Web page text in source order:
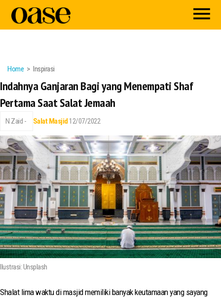
Home Inspirasi
Indahnya Ganjaran Bagi yang Menempati Shaf
Pertama Saat Salat Jemaah
N Zaid - Salat Masjid 12/07/2022
Ilustrasi: Unsplash
Shalat lima waktu di masjid memiliki banyak keutamaan yang sayang